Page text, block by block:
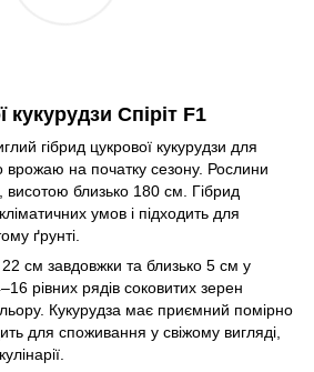
кукурудзи Спіріт F1
гібрид цукрової кукурудзи для
врожаю на початку сезону. Рослини
висотою близько 180 см. Гібрид
умов і підходить для
ґрунті.
см завдовжки та близько 5 см у
рівних рядів соковитих зерен
Кукурудза має приємний помірно
для споживання у свіжому вигляді,